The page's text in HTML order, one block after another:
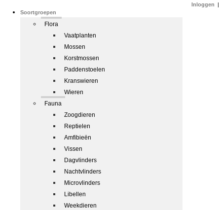
Soortgroepen
Flora
Vaatplanten
Mossen
Korstmossen
Paddenstoelen
Kranswieren
Wieren
Fauna
Zoogdieren
Reptielen
Amfibieën
Vissen
Dagvlinders
Nachtvlinders
Microvlinders
Libellen
Weekdieren
Inloggen |